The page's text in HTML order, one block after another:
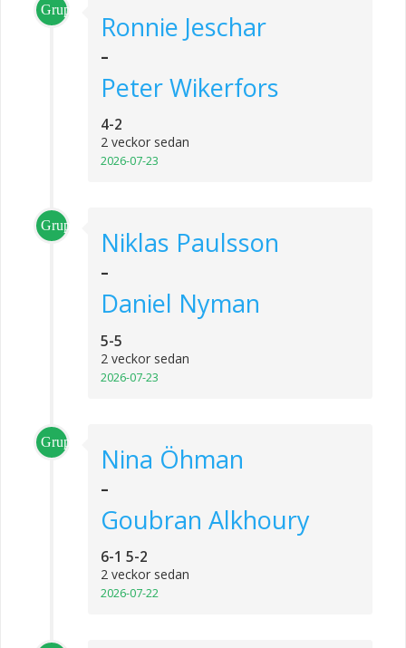
Grupp_2
Ronnie Jeschar
-
Peter Wikerfors
4-2
2 veckor sedan
2026-07-23
Grupp_3
Niklas Paulsson
-
Daniel Nyman
5-5
2 veckor sedan
2026-07-23
Grupp_4
Nina Öhman
-
Goubran Alkhoury
6-1 5-2
2 veckor sedan
2026-07-22